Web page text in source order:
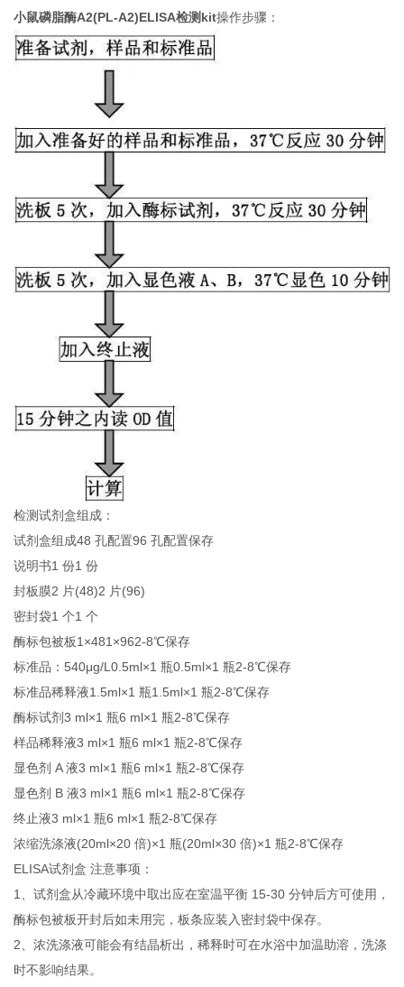
小鼠磷脂酶A2(PL-A2)ELISA检测kit操作步骤：
检测试剂盒组成：
试剂盒组成48 孔配置96 孔配置保存
说明书1 份1 份
封板膜2 片(48)2 片(96)
密封袋1 个1 个
酶标包被板1×481×962-8℃保存
标准品：540μg/L0.5ml×1 瓶0.5ml×1 瓶2-8℃保存
标准品稀释液1.5ml×1 瓶1.5ml×1 瓶2-8℃保存
酶标试剂3 ml×1 瓶6 ml×1 瓶2-8℃保存
样品稀释液3 ml×1 瓶6 ml×1 瓶2-8℃保存
显色剂 A 液3 ml×1 瓶6 ml×1 瓶2-8℃保存
显色剂 B 液3 ml×1 瓶6 ml×1 瓶2-8℃保存
终止液3 ml×1 瓶6 ml×1 瓶2-8℃保存
浓缩洗涤液(20ml×20 倍)×1 瓶(20ml×30 倍)×1 瓶2-8℃保存
ELISA试剂盒 注意事项：
1、试剂盒从冷藏环境中取出应在室温平衡 15-30 分钟后方可使用，
酶标包被板开封后如未用完，板条应装入密封袋中保存。
2、浓洗涤液可能会有结晶析出，稀释时可在水浴中加温助溶，洗涤
时不影响结果。